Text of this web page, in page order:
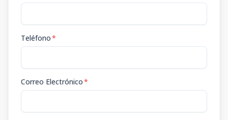
Teléfono*
Correo Electrónico*